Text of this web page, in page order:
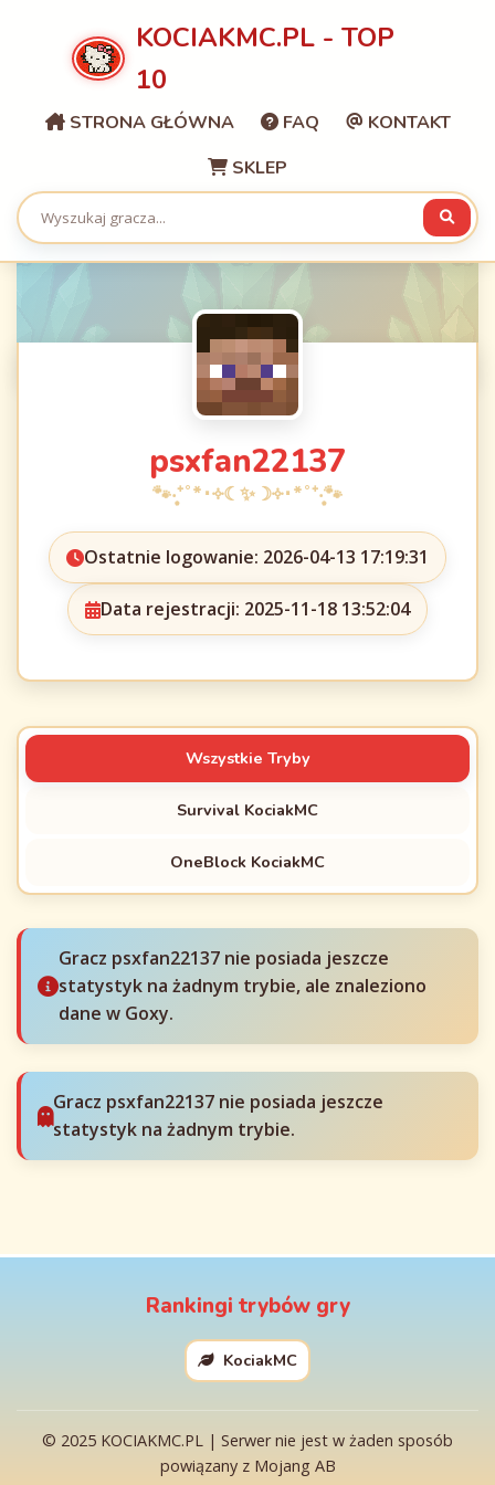
KOCIAKMC.PL - TOP
10
STRONA GŁÓWNA FAQ
KONTAKT
SKLEP
psxfan22137
Ostatnie logowanie: 2026-04-13 17:19:31
Data rejestracji: 2025-11-18 13:52:04
Wszystkie Tryby
Survival KociakMC
OneBlock KociakMC
Gracz psxfan22137 nie posiada jeszcze
statystyk na żadnym trybie, ale znaleziono
dane w Goxy.
Gracz psxfan22137 nie posiada jeszcze
statystyk na żadnym trybie.
Rankingi trybów gry
KociakMC
© 2025 KOCIAKMC.PL | Serwer nie jest w żaden sposób
powiązany z Mojang AB